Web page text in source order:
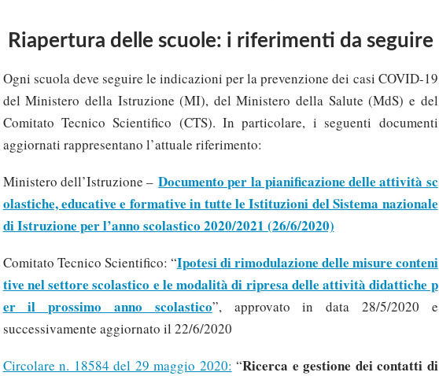
Riapertura delle scuole: i riferimenti da seguire
Ogni scuola deve seguire le indicazioni per la prevenzione dei casi COVID-19
del Ministero della Istruzione (MI), del Ministero della Salute (MdS) e del
Comitato Tecnico Scientifico (CTS). In particolare, i seguenti documenti
aggiornati rappresentano l’attuale riferimento:
Ministero dell’Istruzione –Documento per la pianificazione delle attività sc
olastiche, educative e formative in tutte le Istituzioni del Sistema nazionale
di Istruzione per l’anno scolastico 2020/2021 (26/6/2020)
Comitato Tecnico Scientifico: “Ipotesi di rimodulazione delle misure conteni
tive nel settore scolastico e le modalità di ripresa delle attività didattiche p
er il prossimo anno scolastico”, approvato in data 28/5/2020 e
successivamente aggiornato il 22/6/2020
Circolare n. 18584 del 29 maggio 2020: “Ricerca e gestione dei contatti di